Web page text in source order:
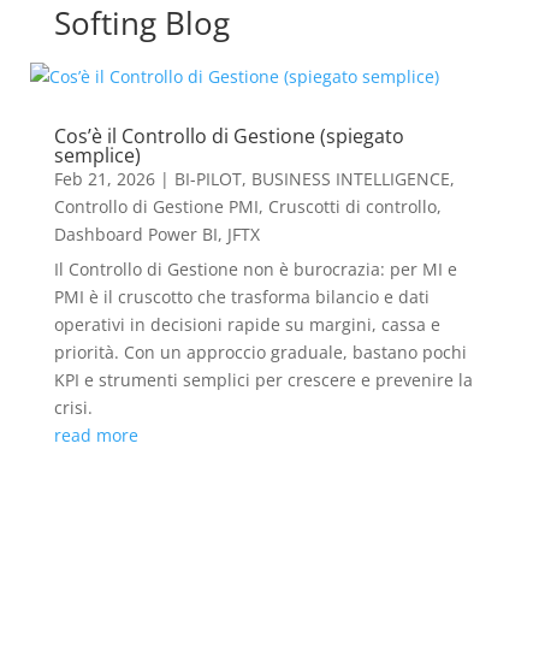
Softing Blog
Cos’è il Controllo di Gestione (spiegato
semplice)
Feb 21, 2026| BI-PILOT, BUSINESS INTELLIGENCE,
Controllo di Gestione PMI, Cruscotti di controllo,
Dashboard Power BI, JFTX
Il Controllo di Gestione non è burocrazia: per MI e
PMI è il cruscotto che trasforma bilancio e dati
operativi in decisioni rapide su margini, cassa e
priorità. Con un approccio graduale, bastano pochi
KPI e strumenti semplici per crescere e prevenire la
crisi.
read more